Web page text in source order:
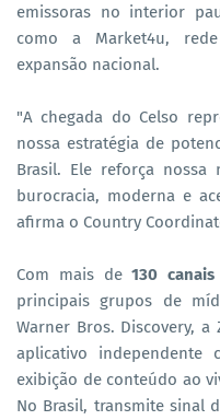
emissoras no interior
como a Market4u,
expansão nacional.
"A chegada do Celso
nossa estratégia de
Brasil. Ele reforça nossa
burocracia, moderna e
afirma o Country
Com mais de130 canais
principais grupos de
Warner Bros. Discovery,
aplicativo independente
exibição de conteúdo ao
No Brasil, transmite sinal